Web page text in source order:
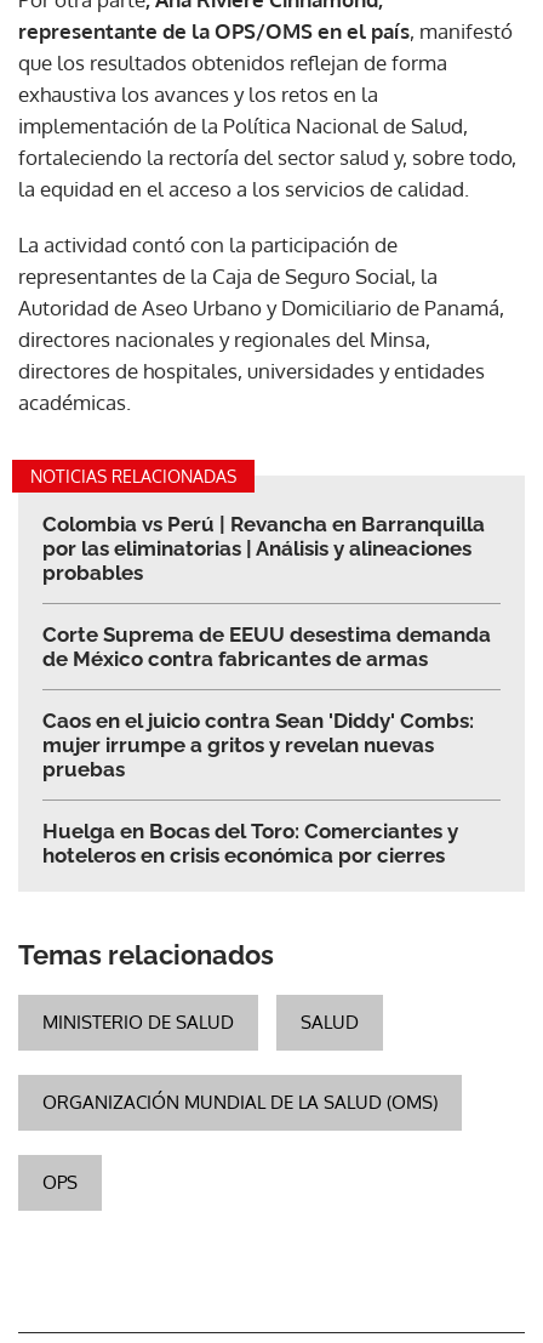
representante de la OPS/OMS en el país, manifestó
que los resultados obtenidos reflejan de forma
exhaustiva los avances y los retos en la
implementación de la Política Nacional de Salud,
fortaleciendo la rectoría del sector salud y, sobre todo,
la equidad en el acceso a los servicios de calidad.
La actividad contó con la participación de
representantes de la Caja de Seguro Social, la
Autoridad de Aseo Urbano y Domiciliario de Panamá,
directores nacionales y regionales del Minsa,
directores de hospitales, universidades y entidades
académicas.
NOTICIAS RELACIONADAS
Colombia vs Perú | Revancha en Barranquilla
por las eliminatorias | Análisis y alineaciones
probables
Corte Suprema de EEUU desestima demanda
de México contra fabricantes de armas
Caos en el juicio contra Sean 'Diddy' Combs:
mujer irrumpe a gritos y revelan nuevas
pruebas
Huelga en Bocas del Toro: Comerciantes y
hoteleros en crisis económica por cierres
Temas relacionados
MINISTERIO DE SALUD SALUD
ORGANIZACIÓN MUNDIAL DE LA SALUD (OMS)
OPS